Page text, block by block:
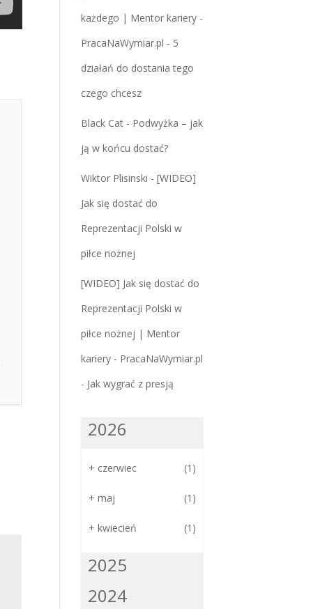
każdego | Mentor kariery -
PracaNaWymiar.pl - 5
działań do dostania tego
czego chcesz
Black Cat- Podwyżka – jak
ją w końcu dostać?
Wiktor Plisinski - [WIDEO]
Jak się dostać do
Reprezentacji Polski w
piłce nożnej
[WIDEO] Jak się dostać do
Reprezentacji Polski w
piłce nożnej | Mentor
kariery - PracaNaWymiar.pl
- Jak wygrać z presją
2026
+ czerwiec (1)
+ maj (1)
+ kwiecień (1)
2025
2024